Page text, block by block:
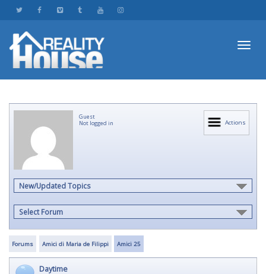
Actions
Guest
Not logged in
New/Updated Topics
Select Forum
Forums Amici di Maria de Filippi Amici 25
Daytime